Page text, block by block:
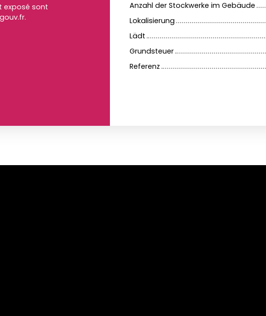
exposé sont
Anzahl der Stockwerke im Gebäude
Lokalisierung
Lädt
Grundsteuer
Referenz